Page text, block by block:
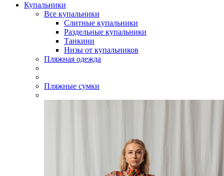
Купальники
Все купальники
Слитные купальники
Раздельные купальники
Танкини
Низы от купальников
Пляжная одежда
Пляжные сумки